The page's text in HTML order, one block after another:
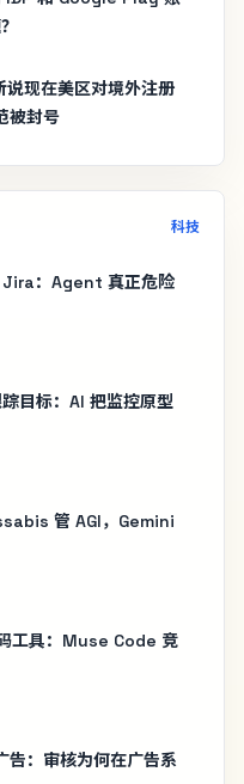
现在美区对境外注册
被封号
科技
Jira：Agent 真正危险
目标：AI 把监控原型
管 AGI，Gemini
工具：Muse Code 竞
：审核为何在广告系